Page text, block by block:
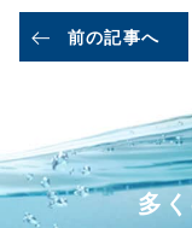
前の記事へ
多